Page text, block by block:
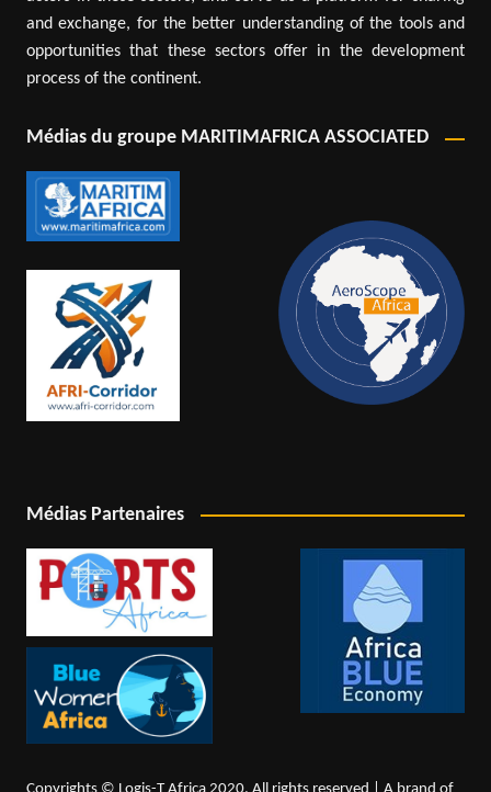
and exchange, for the better understanding of the tools and
opportunities that these sectors offer in the development
process of the continent.
Médias du groupe MARITIMAFRICA ASSOCIATED
Médias Partenaires